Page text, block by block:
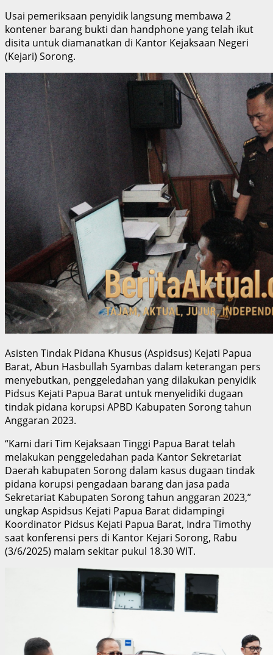
Usai pemeriksaan penyidik langsung membawa 2
kontener barang bukti dan handphone yang telah ikut
disita untuk diamanatkan di Kantor Kejaksaan Negeri
(Kejari) Sorong.
Asisten Tindak Pidana Khusus (Aspidsus) Kejati Papua
Barat, Abun Hasbullah Syambas dalam keterangan pers
menyebutkan, penggeledahan yang dilakukan penyidik
Pidsus Kejati Papua Barat untuk menyelidiki dugaan
tindak pidana korupsi APBD Kabupaten Sorong tahun
Anggaran 2023.
“Kami dari Tim Kejaksaan Tinggi Papua Barat telah
melakukan penggeledahan pada Kantor Sekretariat
Daerah kabupaten Sorong dalam kasus dugaan tindak
pidana korupsi pengadaan barang dan jasa pada
Sekretariat Kabupaten Sorong tahun anggaran 2023,”
ungkap Aspidsus Kejati Papua Barat didampingi
Koordinator Pidsus Kejati Papua Barat, Indra Timothy
saat konferensi pers di Kantor Kejari Sorong, Rabu
(3/6/2025) malam sekitar pukul 18.30 WIT.